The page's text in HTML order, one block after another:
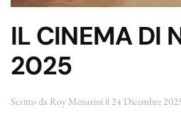
IL CINEMA DI
2025
Scritto da Roy Menarini il24 Dicembre